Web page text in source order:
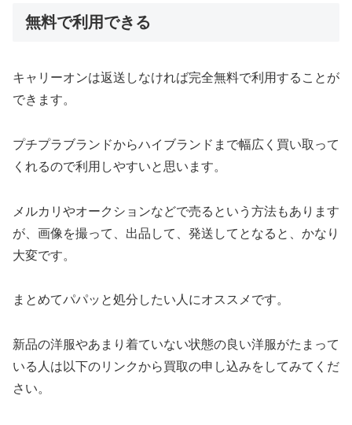
無料で利用できる
キャリーオンは返送しなければ完全無料で利用することが
できます。
プチプラブランドからハイブランドまで幅広く買い取って
くれるので利用しやすいと思います。
メルカリやオークションなどで売るという方法もあります
が、画像を撮って、出品して、発送してとなると、かなり
大変です。
まとめてパパッと処分したい人にオススメです。
新品の洋服やあまり着ていない状態の良い洋服がたまって
いる人は以下のリンクから買取の申し込みをしてみてくだ
さい。